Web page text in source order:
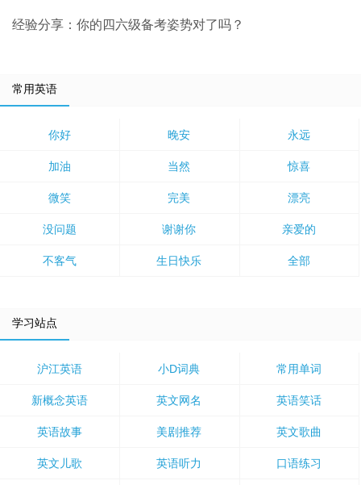
经验分享：你的四六级备考姿势对了吗？
常用英语
你好 晚安 永远
加油 当然 惊喜
微笑 完美 漂亮
没问题 谢谢你 亲爱的
不客气 生日快乐 全部
学习站点
沪江英语 小D词典 常用单词
新概念英语 英文网名 英语笑话
英语故事 美剧推荐 英文歌曲
英文儿歌 英语听力 口语练习